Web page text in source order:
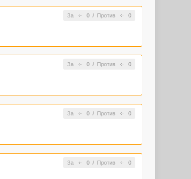
За 0/ Против 0
За 0/ Против 0
За 0/ Против 0
За 0/ Против 0